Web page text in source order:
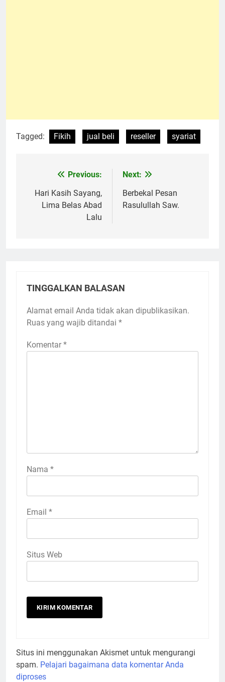
Tagged: Fikih jual beli reseller syariat
Navigasi
pos
Previous:
Hari Kasih Sayang,
Lima Belas Abad
Lalu
Next:
Berbekal Pesan
Rasulullah Saw.
TINGGALKAN BALASAN
Alamat email Anda tidak akan dipublikasikan.
Ruas yang wajib ditandai *
Komentar *
Nama *
Email *
Situs Web
Situs ini menggunakan Akismet untuk mengurangi
spam. Pelajari bagaimana data komentar Anda
diproses